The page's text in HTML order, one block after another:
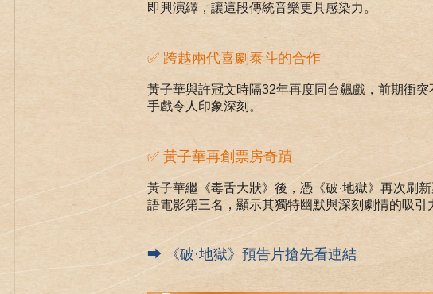
即興演繹，讓這段傳統音樂更具感染力。
✅ 跨越兩代喜劇泰斗的合作
黃子華與許冠文時隔32年再度同台飆戲，前期衝
手戲令人印象深刻。
✅ 黃子華再創票房奇蹟
黃子華繼《毒舌大狀》後，憑《破·地獄》再次刷
語電影第三名，顯示其獨特幽默與深刻劇情的吸引
⮕ 《破·地獄》預告片搶先看連結